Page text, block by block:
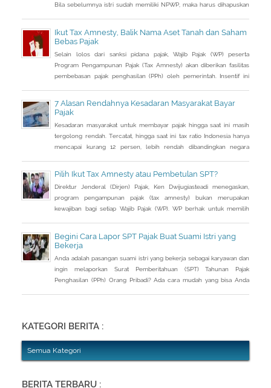
Bila sebelumnya istri sudah memiliki NPWP, maka harus dihapuskan
Ikut Tax Amnesty, Balik Nama Aset Tanah dan Saham
Bebas Pajak
Selain lolos dari sanksi pidana pajak, Wajib Pajak (WP) peserta
Program Pengampunan Pajak (Tax Amnesty) akan diberikan fasilitas
pembebasan pajak penghasilan (PPh) oleh pemerintah. Insentif ini
7 Alasan Rendahnya Kesadaran Masyarakat Bayar
Pajak
Kesadaran masyarakat untuk membayar pajak hingga saat ini masih
tergolong rendah. Tercatat, hingga saat ini tax ratio Indonesia hanya
mencapai kurang 12 persen, lebih rendah dibandingkan negara
Pilih Ikut Tax Amnesty atau Pembetulan SPT?
Direktur Jenderal (Dirjen) Pajak, Ken Dwijugiasteadi menegaskan,
program pengampunan pajak (tax amnesty) bukan merupakan
kewajiban bagi setiap Wajib Pajak (WP). WP berhak untuk memilih
pengusutan nilai wajar harta.
Begini Cara Lapor SPT Pajak Buat Suami Istri yang
Bekerja
Anda adalah pasangan suami istri yang bekerja sebagai karyawan dan
ingin melaporkan Surat Pemberitahuan (SPT) Tahunan Pajak
Penghasilan (PPh) Orang Pribadi? Ada cara mudah yang bisa Anda
suami atau istri
KATEGORI BERITA :
Semua Kategori
BERITA TERBARU :